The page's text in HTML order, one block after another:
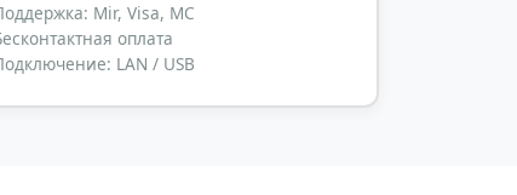
Mir, Visa, MC
оплата
LAN / USB